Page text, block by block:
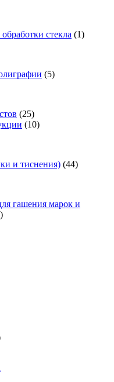
стекла (1)
(5)
(25)
(10)
и тиснения) (44)
гашения марок и